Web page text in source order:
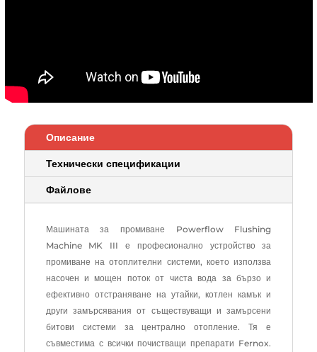
Описание
Технически спецификации
Файлове
Машината за промиване Powerflow Flushing
Machine MK III е професионално устройство за
промиване на отоплителни системи, което използва
насочен и мощен поток от чиста вода за бързо и
ефективно отстраняване на утайки, котлен камък и
други замърсявания от съществуващи и замърсени
битови системи за централно отопление. Тя е
съвместима с всички почистващи препарати Fernox.